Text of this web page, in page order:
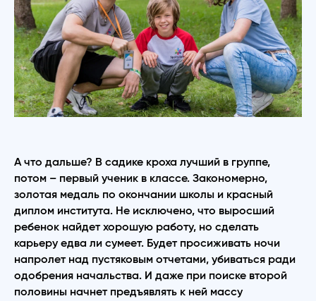
А что дальше? В садике кроха лучший в группе,
потом – первый ученик в классе. Закономерно,
золотая медаль по окончании школы и красный
диплом института. Не исключено, что выросший
ребенок найдет хорошую работу, но сделать
карьеру едва ли сумеет. Будет просиживать ночи
напролет над пустяковым отчетами, убиваться ради
одобрения начальства. И даже при поиске второй
половины начнет предъявлять к ней массу